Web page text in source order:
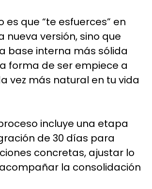
es que “te esfuerces” en
nueva versión, sino que
base interna más sólida
forma de ser empiece a
vez más natural en tu vida
incluye una etapa
de 30 días para
concretas, ajustar lo
la consolidación